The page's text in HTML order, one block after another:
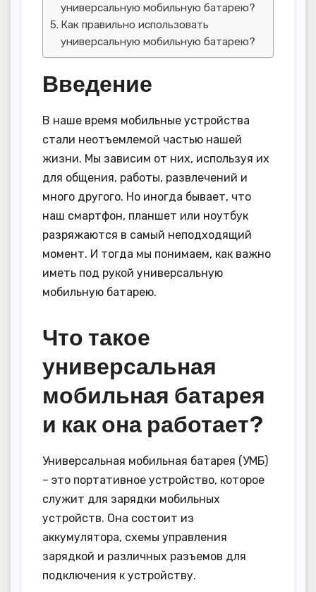
универсальную мобильную батарею?
Как правильно использовать
универсальную мобильную батарею?
Введение
В наше время мобильные устройства
стали неотъемлемой частью нашей
жизни. Мы зависим от них, используя их
для общения, работы, развлечений и
много другого. Но иногда бывает, что
наш смартфон, планшет или ноутбук
разряжаются в самый неподходящий
момент. И тогда мы понимаем, как важно
иметь под рукой универсальную
мобильную батарею.
Что такое
универсальная
мобильная батарея
и как она работает?
Универсальная мобильная батарея (УМБ)
– это портативное устройство, которое
служит для зарядки мобильных
устройств. Она состоит из
аккумулятора, схемы управления
зарядкой и различных разъемов для
подключения к устройству.